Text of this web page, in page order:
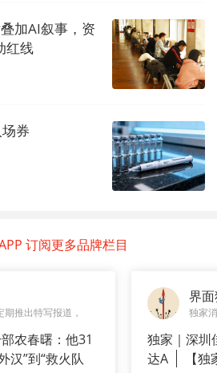
加AI叙事，资
红线
券
订阅更多品牌栏目
推出特写报道，
农春曙：他31
汉”到“救火队
界
独家
独家｜深圳
达A
【